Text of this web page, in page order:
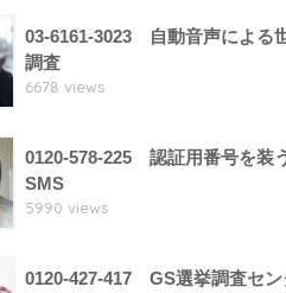
03-6161-3023 自動音声による
調査
6678 views
0120-578-225 認証用番号を装
SMS
5990 views
0120-427-417 GS選挙調査セン